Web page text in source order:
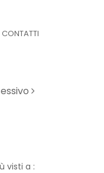
CONTATTI
visti a :